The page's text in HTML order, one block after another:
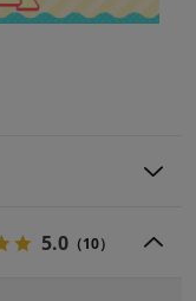
5.0 （10）